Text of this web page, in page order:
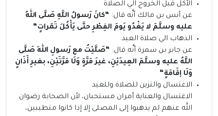
الأكل قبل الخروج الي الصلاة
عن أنس بن مالك أنَّه قال: “كانَ رَسولُ اللَّهِ صَلَّى اللهُ
عليه وسلَّمَ لا يَغْدُو يَومَ الفِطْرِ حتَّى يَأْكُلَ تَمَراتٍ“
الذهاب الي صلاة العيد
عن جابر بن سمرة أنَّه قال: “صَلَّيْتُ مع رَسولِ اللهِ صَلَّى
اللَّهُ عليه وسلَّمَ العِيدَيْنِ، غيرَ مَرَّةٍ وَلَا مَرَّتَيْنِ، بغيرِ أَذَانٍ
وَلَا إقَامَةٍ“
الاغتسال والتزين للصلاة وللعيد
الاغتسال والعناية أمران مستحبان، لأن الصحابة رضوان
الله عنهم لم يذهبوا إلى المصلى إلا إذا كانوا متطيبين،